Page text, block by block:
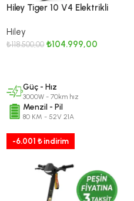
Hiley Tiger 10 V4 Elektrikli
80 km Menzil)
Hiley
₺118.500,00 ₺104.999,00
Güç - Hız
3000W - 70km hız
Menzil - Pil
80 KM - 52V 21A
-6.001 ₺ indirim